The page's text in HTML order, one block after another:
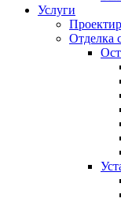
Услуги
Отделка